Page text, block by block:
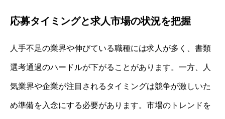
応募タイミングと求人市場の状況を把握
人手不足の業界や伸びている職種には求人が多く、書類
選考通過のハードルが下がることがあります。一方、人
気業界や企業が注目されるタイミングは競争が激しいた
め準備を入念にする必要があります。市場のトレンドを